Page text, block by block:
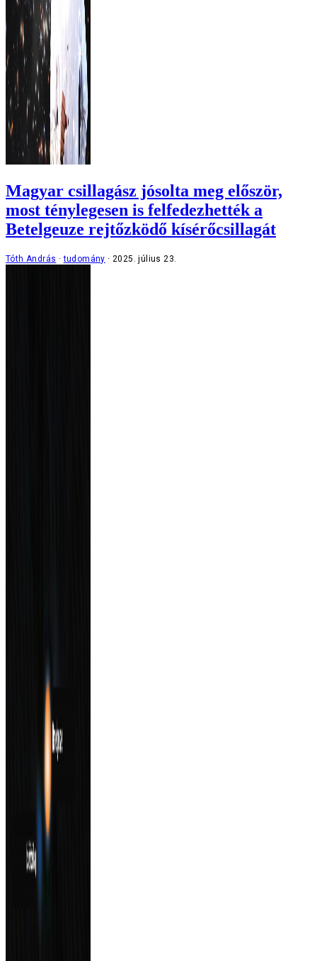
Magyar csillagász jósolta meg először,
most ténylegesen is felfedezhették a
Betelgeuze rejtőzködő kísérőcsillagát
Tóth András tudomány 2025. július 23.